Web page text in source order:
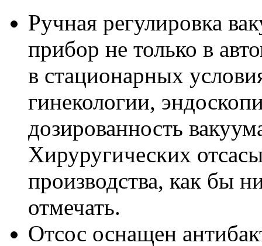
Ручная регулировка
прибор не только в
в стационарных
гинекологии,
дозированность
Хируругических
производства, как бы
отмечать.
Отсос оснащен